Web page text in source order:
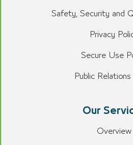
Safety, Security and
Privacy
Secure Use
Public Relations
Our
Overview